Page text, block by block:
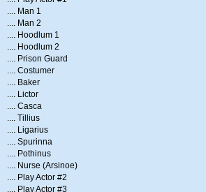
.... Man 1
.... Man 2
.... Hoodlum 1
.... Hoodlum 2
.... Prison Guard
.... Costumer
.... Baker
.... Lictor
.... Casca
.... Tillius
.... Ligarius
.... Spurinna
.... Pothinus
.... Nurse (Arsinoe)
.... Play Actor #2
.... Play Actor #3